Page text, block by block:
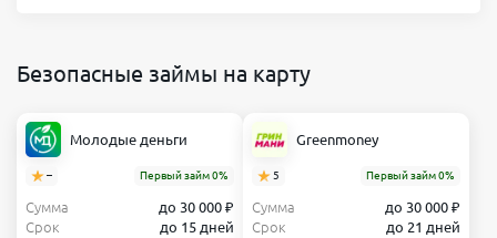
Безопасные займы на карту
Молодые деньги
– Первый займ 0%
Сумма
до 30 000 ₽
Срок
до 15 дней
Greenmoney
5 Первый займ 0%
Сумма
до 30 000 ₽
Срок
до 21 дней